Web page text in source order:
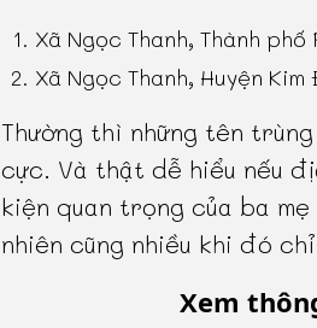
Xã Ngọc Thanh, Thành
Xã Ngọc Thanh, Huyện
Thường thì những tên
cực. Và thật dễ hiểu nếu
kiện quan trọng của ba
nhiên cũng nhiều khi đó
Xem